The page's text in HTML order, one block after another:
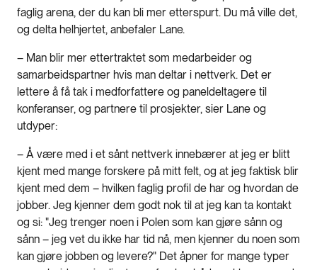
faglig arena, der du kan bli mer etterspurt. Du må ville det,
og delta helhjertet, anbefaler Lane.
– Man blir mer ettertraktet som medarbeider og
samarbeidspartner hvis man deltar i nettverk. Det er
lettere å få tak i medforfattere og paneldeltagere til
konferanser, og partnere til prosjekter, sier Lane og
utdyper:
– Å være med i et sånt nettverk innebærer at jeg er blitt
kjent med mange forskere på mitt felt, og at jeg faktisk blir
kjent med dem – hvilken faglig profil de har og hvordan de
jobber. Jeg kjenner dem godt nok til at jeg kan ta kontakt
og si: "Jeg trenger noen i Polen som kan gjøre sånn og
sånn – jeg vet du ikke har tid nå, men kjenner du noen som
kan gjøre jobben og levere?" Det åpner for mange typer